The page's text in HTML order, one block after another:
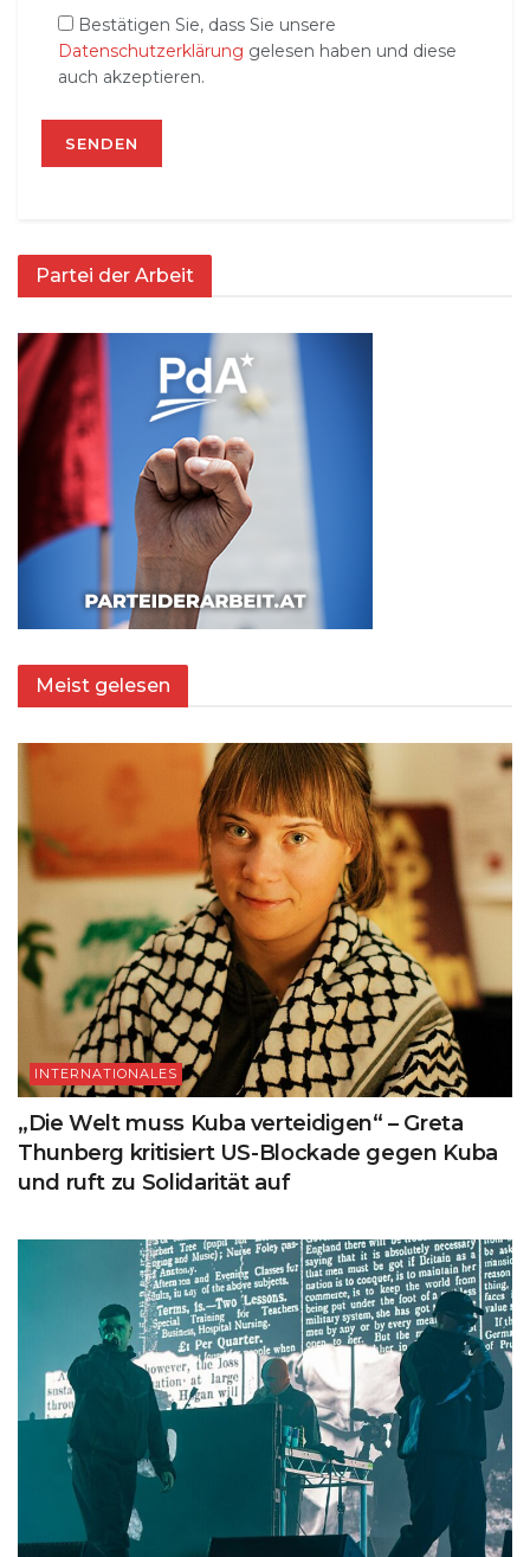
Bestätigen Sie, dass Sie unsere
Datenschutzerklärung gelesen haben und diese
auch akzeptieren.
Partei der Arbeit
Meist gelesen
INTERNATIONALES
„Die Welt muss Kuba verteidigen“ – Greta
Thunberg kritisiert US-Blockade gegen Kuba
und ruft zu Solidarität auf